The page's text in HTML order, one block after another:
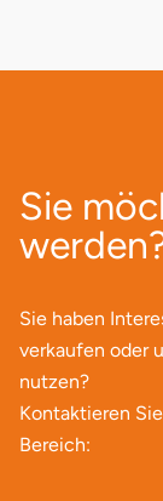
Sie
Sie haben
verkaufen oder
nutzen?
Kontaktieren
Bereich: